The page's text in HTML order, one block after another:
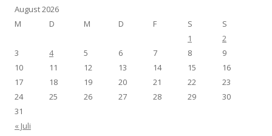
August 2026
M
D M D F S
S
1
2
3
4 5 6 7 8
9
10
11 12 13 14 15
16
17
18 19 20 21 22
23
24
25 26 27 28 29
30
31
« Juli